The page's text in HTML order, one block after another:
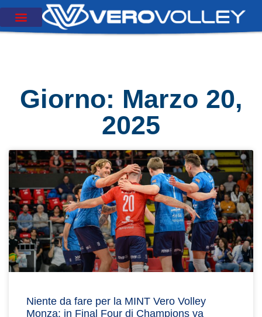
Giorno: Marzo 20,
2025
Niente da fare per la MINT Vero Volley
Monza: in Final Four di Champions va